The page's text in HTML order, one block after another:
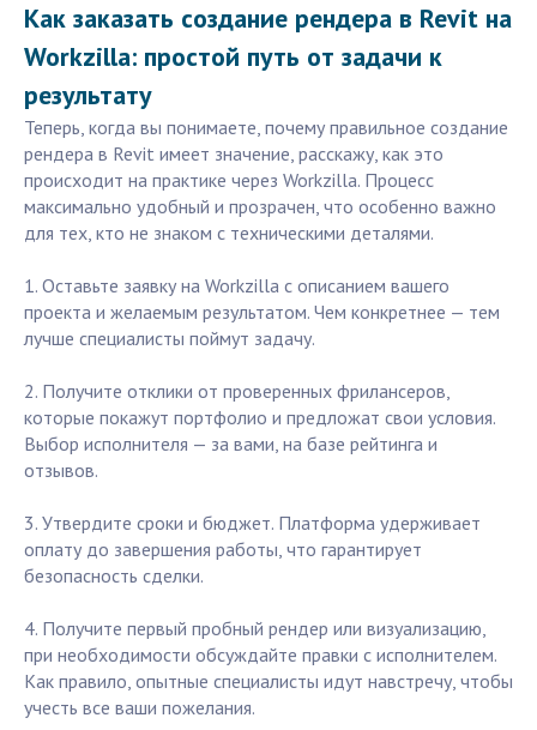
Как заказать создание рендера в Revit на
Workzilla: простой путь от задачи к
результату
Теперь, когда вы понимаете, почему правильное создание
рендера в Revit имеет значение, расскажу, как это
происходит на практике через Workzilla. Процесс
максимально удобный и прозрачен, что особенно важно
для тех, кто не знаком с техническими деталями.
1. Оставьте заявку на Workzilla с описанием вашего
проекта и желаемым результатом. Чем конкретнее — тем
лучше специалисты поймут задачу.
2. Получите отклики от проверенных фрилансеров,
которые покажут портфолио и предложат свои условия.
Выбор исполнителя — за вами, на базе рейтинга и
отзывов.
3. Утвердите сроки и бюджет. Платформа удерживает
оплату до завершения работы, что гарантирует
безопасность сделки.
4. Получите первый пробный рендер или визуализацию,
при необходимости обсуждайте правки с исполнителем.
Как правило, опытные специалисты идут навстречу, чтобы
учесть все ваши пожелания.